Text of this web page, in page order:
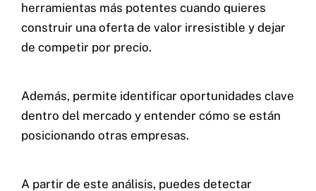
herramientas más potentes cuando quieres
construir una oferta de valor irresistible y dejar
de competir por precio.
Además, permite identificar oportunidades clave
dentro del mercado y entender cómo se están
posicionando otras empresas.
A partir de este análisis, puedes detectar